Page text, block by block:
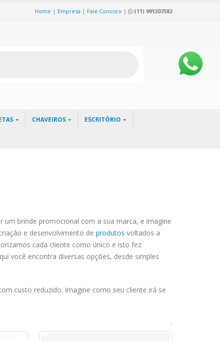
Home | Empresa | Fale Conosco | (11) 991307382
CHAVEIROS ESCRITÓRIO
um brinde promocional com a sua marca, e imagine
e desenvolvimento de produtos voltados a
cada cliente como único e isto fez
você encontra diversas opções, desde simples
custo reduzido. Imagine como seu cliente irá se
: